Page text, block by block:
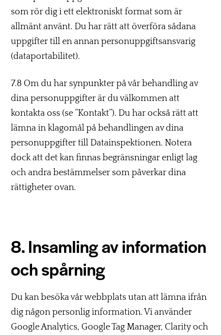
som rör dig i ett elektroniskt format som är
allmänt använt. Du har rätt att överföra sådana
uppgifter till en annan personuppgiftsansvarig
(dataportabilitet).
7.8 Om du har synpunkter på vår behandling av
dina personuppgifter är du välkommen att
kontakta oss (se ”Kontakt”). Du har också rätt att
lämna in klagomål på behandlingen av dina
personuppgifter till Datainspektionen. Notera
dock att det kan finnas begränsningar enligt lag
och andra bestämmelser som påverkar dina
rättigheter ovan.
8. Insamling av information
och spårning
Du kan besöka vår webbplats utan att lämna ifrån
dig någon personlig information. Vi använder
Google Analytics, Google Tag Manager, Clarity och